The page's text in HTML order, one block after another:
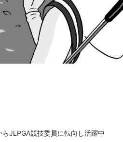
JLPGA競技委員に転向し活躍中